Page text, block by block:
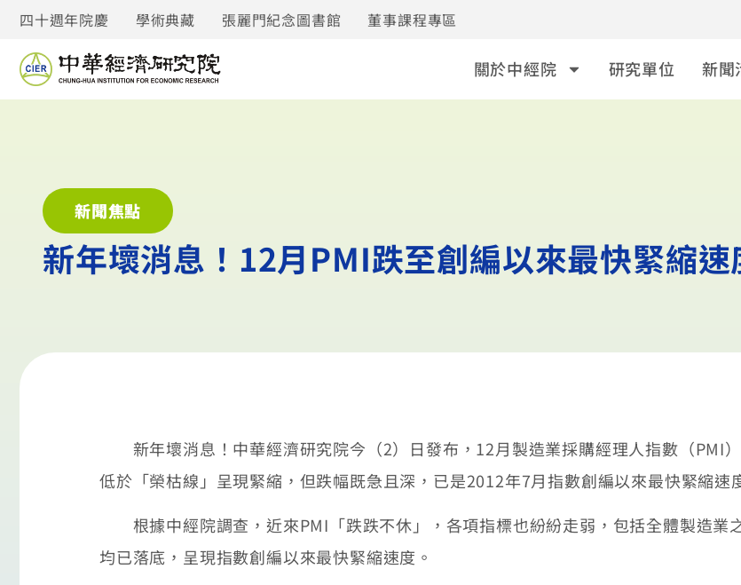
四十週年院慶 學術典藏 張麗門紀念圖書館 董事課程專區
關於中經院 研究單位 新聞
新聞焦點
新年壞消息！12月PMI跌至創編以來最快緊縮速
新年壞消息！中華經濟研究院今（2）日發布，12月製造業採購經理人指數（PMI
低於「榮枯線」呈現緊縮，但跌幅既急且深，已是2012年7月指數創編以來最快緊縮速
根據中經院調查，近來PMI「跌跌不休」，各項指標也紛紛走弱，包括全體製造業
均已落底，呈現指數創編以來最快緊縮速度。